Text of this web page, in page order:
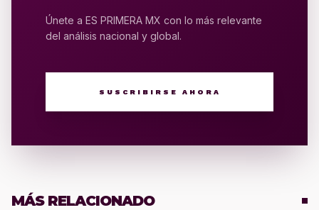
Únete a ES PRIMERA MX con lo más relevante
del análisis nacional y global.
SUSCRIBIRSE AHORA
MÁS RELACIONADO